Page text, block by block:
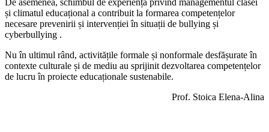
De asemenea, schimbul de experiență privind managementul clasei
și climatul educațional a contribuit la formarea competențelor
necesare prevenirii și intervenției în situații de bullying și
cyberbullying .
Nu în ultimul rând, activitățile formale și nonformale desfășurate în
contexte culturale și de mediu au sprijinit dezvoltarea competențelor
de lucru în proiecte educaționale sustenabile.
Prof. Stoica Elena-Alina